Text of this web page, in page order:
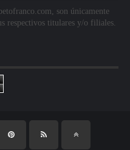
son únicamente
respectivos titulares y/o filiales.